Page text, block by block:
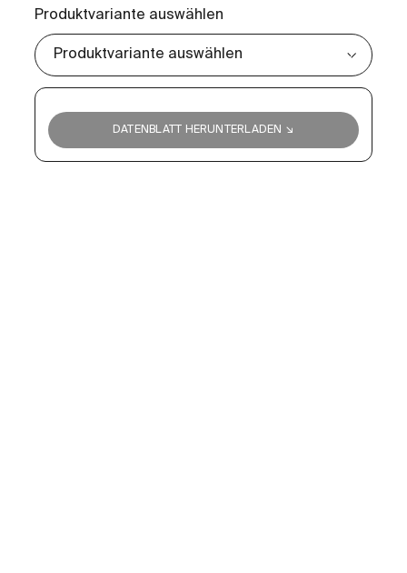
Produktvariante auswählen
DATENBLATT HERUNTERLADEN ↘